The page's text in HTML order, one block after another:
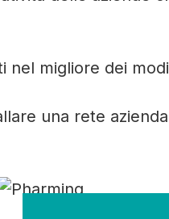
migliore dei
una rete